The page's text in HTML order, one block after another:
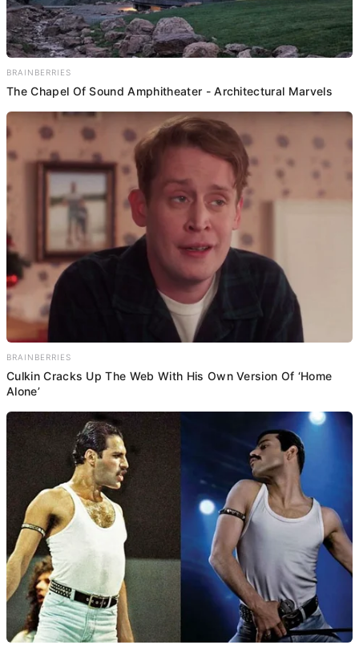
BRAINBERRIES
The Chapel Of Sound Amphitheater - Architectural Marvels
BRAINBERRIES
Culkin Cracks Up The Web With His Own Version Of ‘Home
Alone’